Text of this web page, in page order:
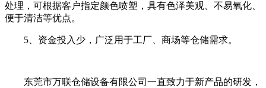
处理，可根据客户指定颜色喷塑，具有色泽美观、不易氧化、
便于清洁等优点。
5、资金投入少，广泛用于工厂、商场等仓储需求。
东莞市万联仓储设备有限公司一直致力于新产品的研发，